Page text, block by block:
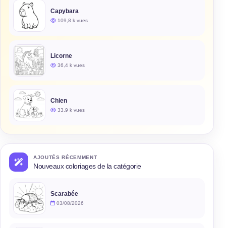
Capybara
109,8 k vues
Licorne
36,4 k vues
Chien
33,9 k vues
AJOUTÉS RÉCEMMENT
Nouveaux coloriages de la catégorie
Scarabée
03/08/2026